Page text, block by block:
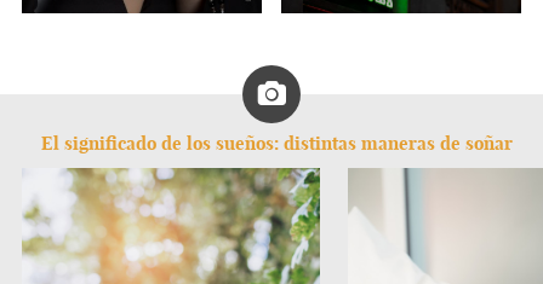
El significado de los sueños: distintas maneras de soñar